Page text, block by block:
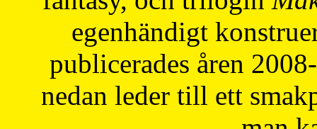
egenhändigt
publicerades åren
nedan leder till ett